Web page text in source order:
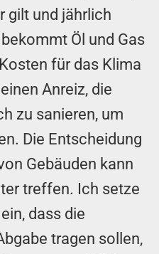
gilt und jährlich
Öl und Gas
für das Klima
Anreiz, die
zu sanieren, um
Die Ent­sch­eid­ung
Gebäuden kann
treffen. Ich setze
dass die
tragen sollen,